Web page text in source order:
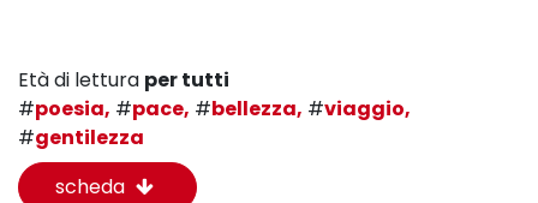
Età di lettura per tutti
#poesia, #pace, #bellezza, #viaggio,
#gentilezza
scheda